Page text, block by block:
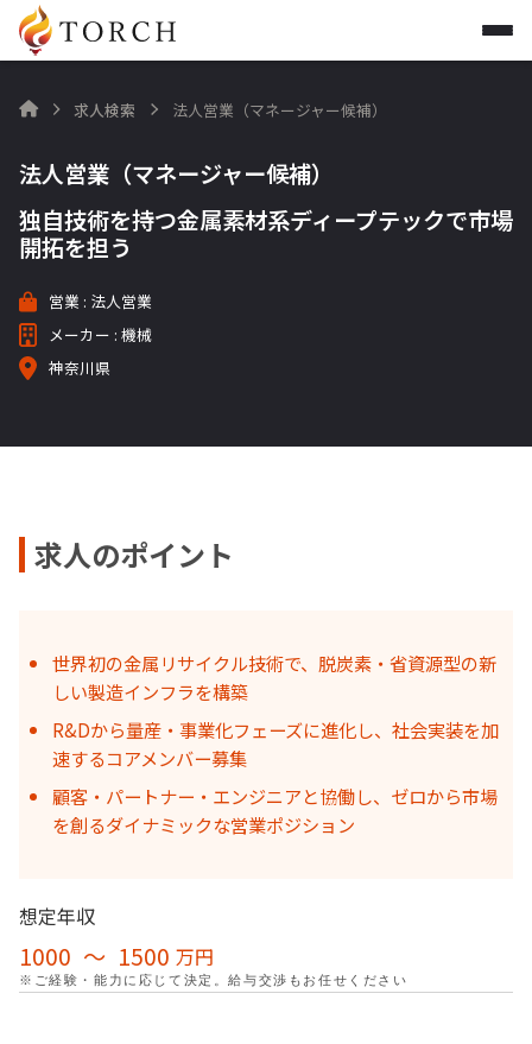
 求人検索 法人営業（マネージャー候補）
法人営業（マネージャー候補）
独自技術を持つ金属素材系ディープテックで市場
開拓を担う
営業 : 法人営業
メーカー : 機械
神奈川県
求人のポイント
世界初の金属リサイクル技術で、脱炭素・省資源型の新
しい製造インフラを構築
R&Dから量産・事業化フェーズに進化し、社会実装を加
速するコアメンバー募集
顧客・パートナー・エンジニアと協働し、ゼロから市場
を創るダイナミックな営業ポジション
想定年収
1000 〜 1500 万円
※ご経験・能力に応じて決定。給与交渉もお任せください